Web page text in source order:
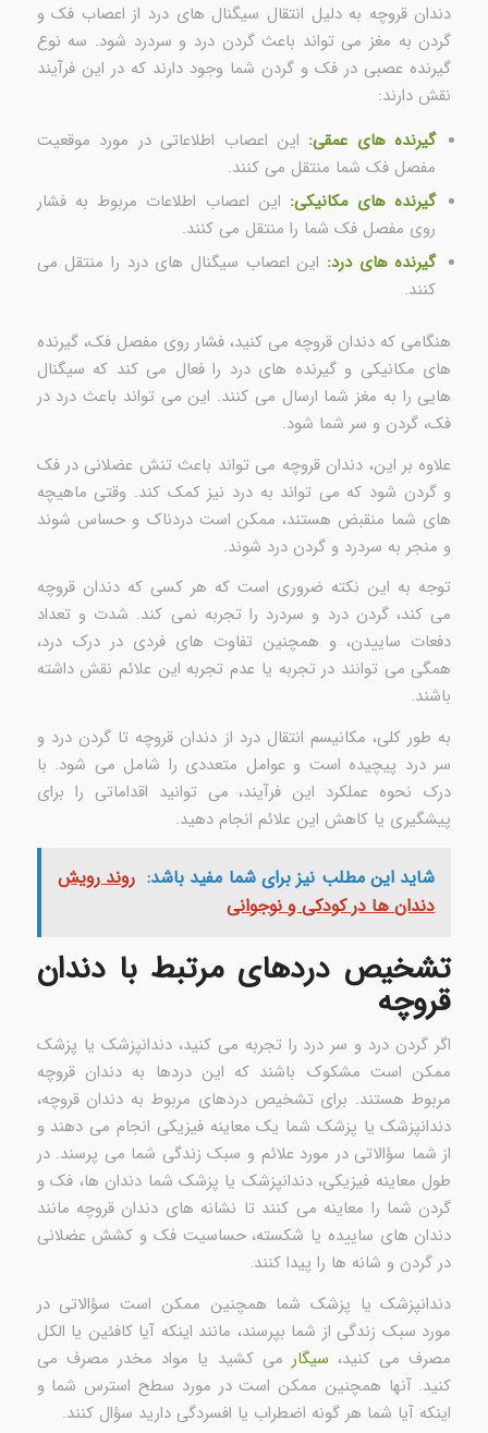
دندان قروچه به دلیل انتقال سیگنال های درد از اعصاب فک و
گردن به مغز می تواند باعث گردن درد و سردرد شود. سه نوع
گیرنده عصبی در فک و گردن شما وجود دارند که در این فرآیند
نقش دارند:
گیرنده های عمقی: این اعصاب اطلاعاتی در مورد موقعیت
مفصل فک شما منتقل می کنند.
گیرنده های مکانیکی: این اعصاب اطلاعات مربوط به فشار
روی مفصل فک شما را منتقل می کنند.
گیرنده های درد: این اعصاب سیگنال های درد را منتقل می
کنند.
هنگامی که دندان قروچه می کنید، فشار روی مفصل فک، گیرنده
های مکانیکی و گیرنده های درد را فعال می کند که سیگنال
هایی را به مغز شما ارسال می کنند. این می تواند باعث درد در
فک، گردن و سر شما شود.
علاوه بر این، دندان قروچه می تواند باعث تنش عضلانی در فک
و گردن شود که می تواند به درد نیز کمک کند. وقتی ماهیچه
های شما منقبض هستند، ممکن است دردناک و حساس شوند
و منجر به سردرد و گردن درد شوند.
توجه به این نکته ضروری است که هر کسی که دندان قروچه
می کند، گردن درد و سردرد را تجربه نمی کند. شدت و تعداد
دفعات ساییدن، و همچنین تفاوت های فردی در درک درد،
همگی می توانند در تجربه یا عدم تجربه این علائم نقش داشته
باشند.
به طور کلی، مکانیسم انتقال درد از دندان قروچه تا گردن درد و
سر درد پیچیده است و عوامل متعددی را شامل می شود. با
درک نحوه عملکرد این فرآیند، می توانید اقداماتی را برای
پیشگیری یا کاهش این علائم انجام دهید.
شاید این مطلب نیز برای شما مفید باشد: روند رویش
دندان ها در کودکی و نوجوانی
تشخیص دردهای مرتبط با دندان
قروچه
اگر گردن درد و سر درد را تجربه می کنید، دندانپزشک یا پزشک
ممکن است مشکوک باشند که این دردها به دندان قروچه
مربوط هستند. برای تشخیص دردهای مربوط به دندان قروچه،
دندانپزشک یا پزشک شما یک معاینه فیزیکی انجام می دهند و
از شما سؤالاتی در مورد علائم و سبک زندگی شما می پرسند. در
طول معاینه فیزیکی، دندانپزشک یا پزشک شما دندان ها، فک و
گردن شما را معاینه می کنند تا نشانه های دندان قروچه مانند
دندان های ساییده یا شکسته، حساسیت فک و کشش عضلانی
در گردن و شانه ها را پیدا کنند.
دندانپزشک یا پزشک شما همچنین ممکن است سؤالاتی در
مورد سبک زندگی از شما بپرسند، مانند اینکه آیا کافئین یا الکل
مصرف می کنید، سیگار می کشید یا مواد مخدر مصرف می
کنید. آنها همچنین ممکن است در مورد سطح استرس شما و
اینکه آیا شما هر گونه اضطراب یا افسردگی دارید سؤال کنند.